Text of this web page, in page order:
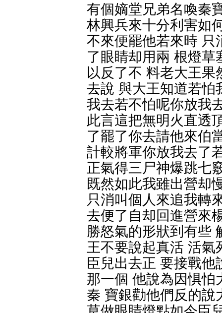
有個嫡堂兄弟名喚秦
林興兵來十分利害如
不來便罷他若來時 只
了眼睛却用兩 根燈草
以反了不 料老大王
去說 與大王知道若怕
我去若不怕呢你放我
此言這把無明火直透
了罷了你去請他來伯
計較將軍你放我去了
正氣得三尸神爆跳七
既然如此我雖出營却
只消叫個人來追我轉
去便了自却回進營來
勝怒氣的形狀到有些
王不要說起真活 活氣
臣兒出去正 要接戰
那一個 他說為因惧怕
秦 寶銀勸他們反的說